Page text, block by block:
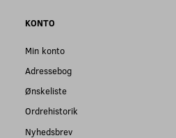
KONTO
Min konto
Adressebog
Ønskeliste
Ordrehistorik
Nyhedsbrev